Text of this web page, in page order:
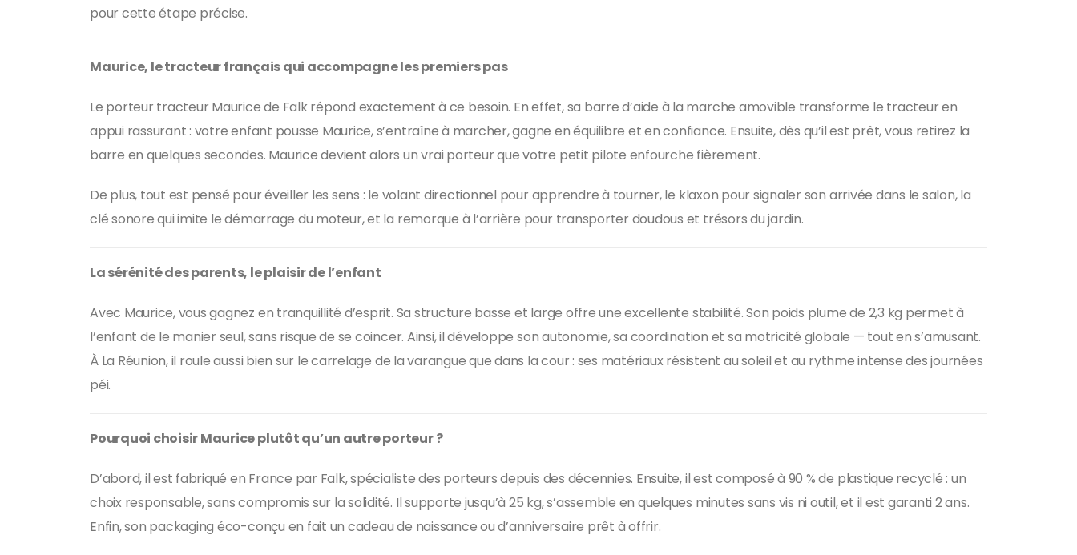
pour cette étape précise.
Maurice, le tracteur français qui accompagne les premiers pas
Le porteur tracteur Maurice de Falk répond exactement à ce besoin. En effet, sa barre d’aide à la marche amovible transforme le tracteur en
appui rassurant : votre enfant pousse Maurice, s’entraîne à marcher, gagne en équilibre et en confiance. Ensuite, dès qu’il est prêt, vous retirez la
barre en quelques secondes. Maurice devient alors un vrai porteur que votre petit pilote enfourche fièrement.
De plus, tout est pensé pour éveiller les sens : le volant directionnel pour apprendre à tourner, le klaxon pour signaler son arrivée dans le salon, la
clé sonore qui imite le démarrage du moteur, et la remorque à l’arrière pour transporter doudous et trésors du jardin.
La sérénité des parents, le plaisir de l’enfant
Avec Maurice, vous gagnez en tranquillité d’esprit. Sa structure basse et large offre une excellente stabilité. Son poids plume de 2,3 kg permet à
l’enfant de le manier seul, sans risque de se coincer. Ainsi, il développe son autonomie, sa coordination et sa motricité globale — tout en s’amusant.
À La Réunion, il roule aussi bien sur le carrelage de la varangue que dans la cour : ses matériaux résistent au soleil et au rythme intense des journées
péi.
Pourquoi choisir Maurice plutôt qu’un autre porteur ?
D’abord, il est fabriqué en France par Falk, spécialiste des porteurs depuis des décennies. Ensuite, il est composé à 90 % de plastique recyclé : un
choix responsable, sans compromis sur la solidité. Il supporte jusqu’à 25 kg, s’assemble en quelques minutes sans vis ni outil, et il est garanti 2 ans.
Enfin, son packaging éco-conçu en fait un cadeau de naissance ou d’anniversaire prêt à offrir.